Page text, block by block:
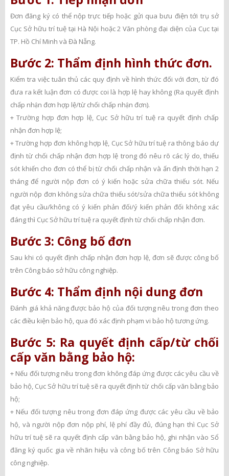
Đơn đăng ký có thể nộp trực tiếp hoặc gửi qua bưu điện tới trụ sở
Cục Sở hữu trí tuệ tại Hà Nội hoặc 2 Văn phòng đại diện của Cục tại
TP. Hồ Chí Minh và Đà Nẵng.
Bước 2: Thẩm định hình thức đơn.
Kiểm tra việc tuân thủ các quy định về hình thức đối với đơn, từ đó
đưa ra kết luận đơn có được coi là hợp lệ hay không (Ra quyết định
chấp nhận đơn hợp lệ/từ chối chấp nhận đơn).
+ Trường hợp đơn hợp lệ, Cục Sở hữu trí tuệ ra quyết định chấp
nhận đơn hợp lệ;
+ Trường hợp đơn không hợp lệ, Cục Sở hữu trí tuệ ra thông báo dự
định từ chối chấp nhận đơn hợp lệ trong đó nêu rõ các lý do, thiếu
sót khiến cho đơn có thể bị từ chối chấp nhận và ấn định thời hạn 2
tháng để người nộp đơn có ý kiến hoặc sửa chữa thiếu sót. Nếu
người nộp đơn không sửa chữa thiếu sót/sửa chữa thiếu sót không
đạt yêu cầu/không có ý kiến phản đối/ý kiến phản đối không xác
đáng thì Cục Sở hữu trí tuệ ra quyết định từ chối chấp nhận đơn.
Bước 3: Công bố đơn
Sau khi có quyết định chấp nhận đơn hợp lệ, đơn sẽ được công bố
trên Công báo sở hữu công nghiệp.
Bước 4: Thẩm định nội dung đơn
Đánh giá khả năng được bảo hộ của đối tượng nêu trong đơn theo
các điều kiện bảo hộ, qua đó xác định phạm vi bảo hộ tương ứng.
Bước 5: Ra quyết định cấp/từ chối
cấp văn bằng bảo hộ:
+ Nếu đối tượng nêu trong đơn không đáp ứng được các yêu cầu về
bảo hộ, Cục Sở hữu trí tuệ sẽ ra quyết định từ chối cấp văn bằng bảo
hộ;
+ Nếu đối tượng nêu trong đơn đáp ứng được các yêu cầu về bảo
hộ, và người nộp đơn nộp phí, lệ phí đầy đủ, đúng hạn thì Cục Sở
hữu trí tuệ sẽ ra quyết định cấp văn bằng bảo hộ, ghi nhận vào Sổ
đăng ký quốc gia về nhãn hiệu và công bố trên Công báo Sở hữu
công nghiệp.